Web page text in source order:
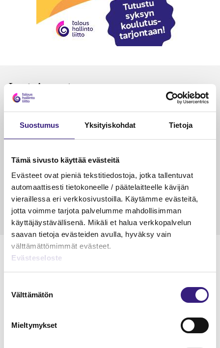
Suostumus Yksityiskohdat Tietoja
Tämä sivusto käyttää evästeitä
Evästeet ovat pieniä tekstitiedostoja, jotka tallentuvat
automaattisesti tietokoneelle / päätelaitteelle kävijän
vieraillessa eri verkkosivustoilla. Käytämme evästeitä,
jotta voimme tarjota palvelumme mahdollisimman
käyttäjäystävällisenä. Mikäli et halua verkkopalvelun
saavan tietoja evästeiden avulla, hyväksy vain
välttämättömimmät evästeet.
Evästeseloste
valinta
Välttämätön
Mieltymykset
Luetuimmat
VEROTUS
Kulu­veloitukset arvon­lisä­
verotuksessa – omien kulujen
veloitus ja läpi­laskutus
Petri Salomaa
10 min